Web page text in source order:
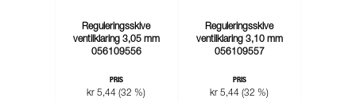
Reguleringsskive
ventilklaring 3,05 mm
056109556
PRIS
kr 5,44 (32 %)
Reguleringsskive
ventilklaring 3,10 mm
056109557
PRIS
kr 5,44 (32 %)